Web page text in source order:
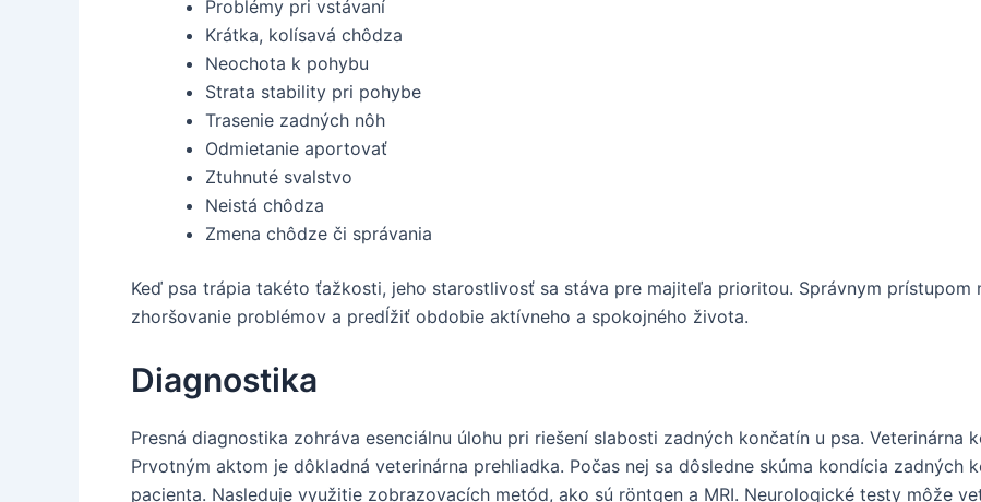
Problémy pri vstávaní
Krátka, kolísavá chôdza
Neochota k pohybu
Strata stability pri pohybe
Trasenie zadných nôh
Odmietanie aportovať
Ztuhnuté svalstvo
Neistá chôdza
Zmena chôdze či správania
Keď psa trápia takéto ťažkosti, jeho starostlivosť sa stáva pre majiteľa prioritou. Správnym
zhoršovanie problémov a predĺžiť obdobie aktívneho a spokojného života.
Diagnostika
Presná diagnostika zohráva esenciálnu úlohu pri riešení slabosti zadných končatín u psa. Veterinárna
Prvotným aktom je dôkladná veterinárna prehliadka. Počas nej sa dôsledne skúma kondícia zadných
pacienta. Nasleduje využitie zobrazovacích metód, ako sú röntgen a MRI. Neurologické testy môže